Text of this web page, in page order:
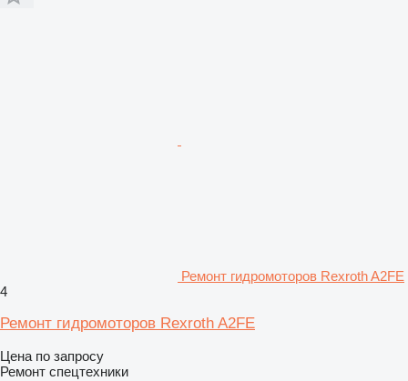
Ремонт гидромоторов Rexroth A2FE
4
Ремонт гидромоторов Rexroth A2FE
Цена по запросу
Ремонт спецтехники